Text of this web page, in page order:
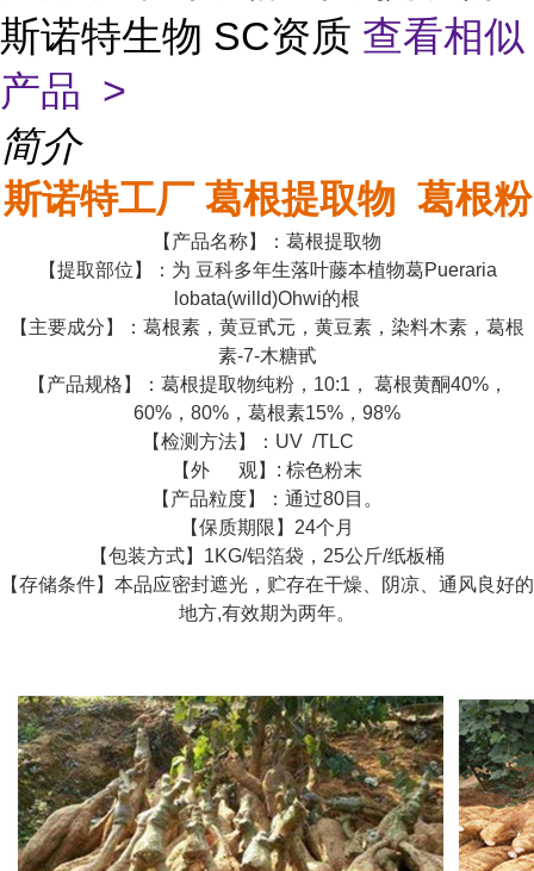
斯诺特生物 SC资质 查看相似
产品 >
简介
斯诺特工厂 葛根提取物 葛根粉
【产品名称】：葛根提取物
【提取部位】：为 豆科多年生落叶藤本植物葛Pueraria
lobata(willd)Ohwi的根
【主要成分】：葛根素，黄豆甙元，黄豆素，染料木素，葛根
素-7-木糖甙
【产品规格】：葛根提取物纯粉，10:1， 葛根黄酮40%，
60%，80%，葛根素15%，98%
【检测方法】：UV /TLC
【外 观】: 棕色粉末
【产品粒度】：通过80目。
【保质期限】24个月
【包装方式】1KG/铝箔袋，25公斤/纸板桶
【存储条件】本品应密封遮光，贮存在干燥、阴凉、通风良好的
地方,有效期为两年。